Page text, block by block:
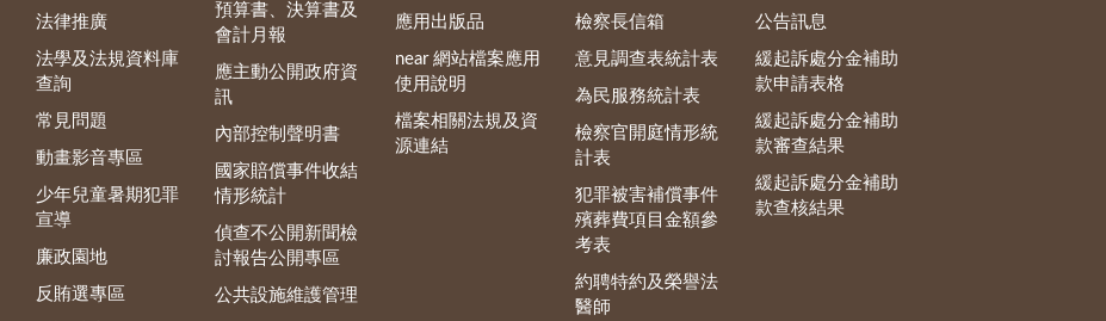
法律推廣
法學及法規資料庫
查詢
常見問題
動畫影音專區
少年兒童暑期犯罪
宣導
廉政園地
反賄選專區
預算書、決算書及
會計月報
應主動公開政府資
訊
內部控制聲明書
國家賠償事件收結
情形統計
偵查不公開新聞檢
討報告公開專區
公共設施維護管理
應用出版品
near 網站檔案應用
使用說明
檔案相關法規及資
源連結
檢察長信箱
意見調查表統計表
為民服務統計表
檢察官開庭情形統
計表
犯罪被害補償事件
殯葬費項目金額參
考表
約聘特約及榮譽法
醫師
公告訊息
緩起訴處分金補助
款申請表格
緩起訴處分金補助
款審查結果
緩起訴處分金補助
款查核結果